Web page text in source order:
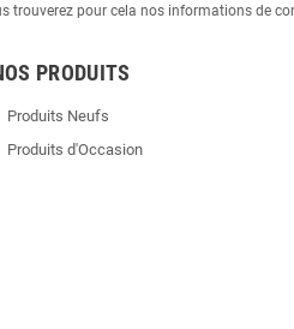
trouverez pour cela nos informations de
PRODUITS
Produits Neufs
Produits d'Occasion